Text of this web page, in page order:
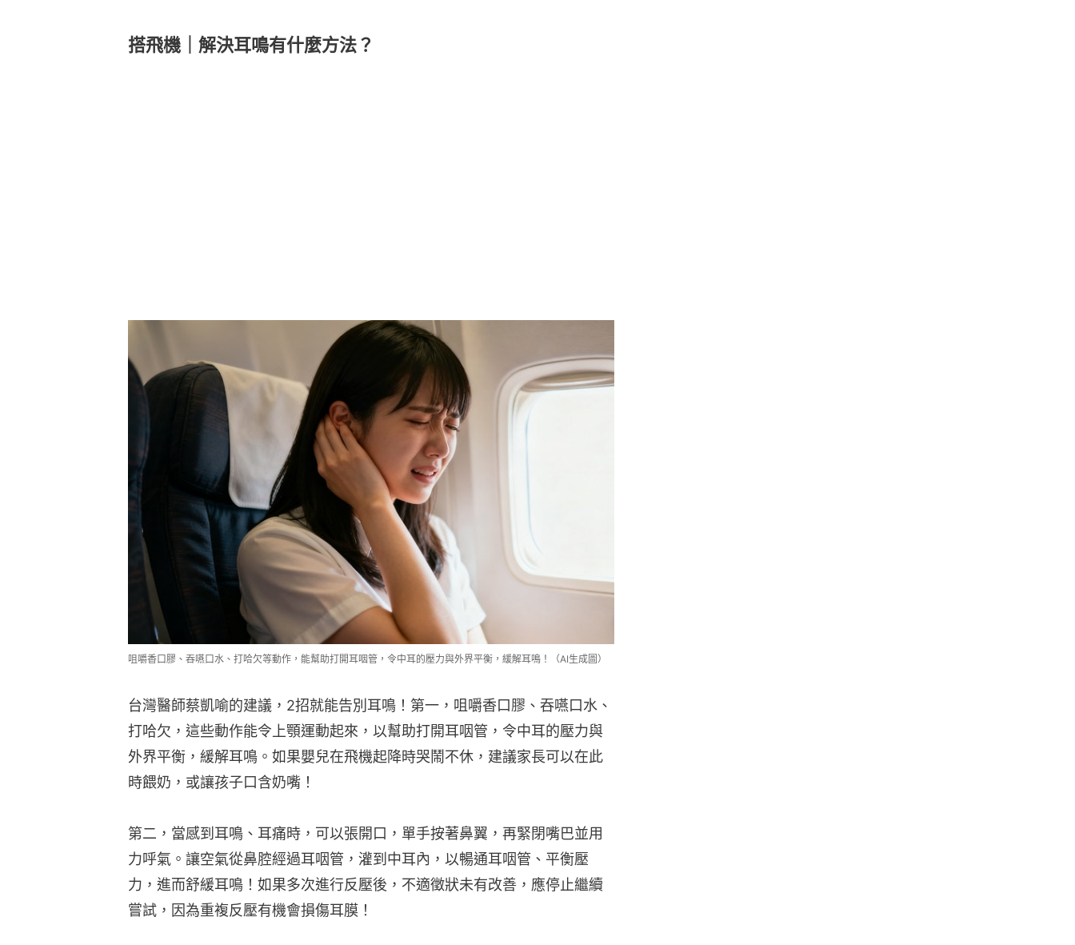
搭飛機｜解決耳鳴有什麼方法？
咀嚼香口膠、吞嚥口水、打哈欠等動作，能幫助打開耳咽管，令中耳的壓力與外界平衡，緩解耳鳴！（AI生成圖）
台灣醫師蔡凱喻的建議，2招就能告別耳鳴！第一，咀嚼香口膠、吞嚥口水、
打哈欠，這些動作能令上顎運動起來，以幫助打開耳咽管，令中耳的壓力與
外界平衡，緩解耳鳴。如果嬰兒在飛機起降時哭鬧不休，建議家長可以在此
時餵奶，或讓孩子口含奶嘴！
第二，當感到耳鳴、耳痛時，可以張開口，單手按著鼻翼，再緊閉嘴巴並用
力呼氣。讓空氣從鼻腔經過耳咽管，灌到中耳內，以暢通耳咽管、平衡壓
力，進而舒緩耳鳴！如果多次進行反壓後，不適徵狀未有改善，應停止繼續
嘗試，因為重複反壓有機會損傷耳膜！